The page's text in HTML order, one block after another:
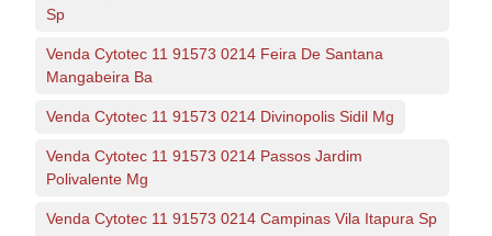
Sp
Venda Cytotec 11 91573 0214 Feira De Santana
Mangabeira Ba
Venda Cytotec 11 91573 0214 Divinopolis Sidil Mg
Venda Cytotec 11 91573 0214 Passos Jardim
Polivalente Mg
Venda Cytotec 11 91573 0214 Campinas Vila Itapura Sp